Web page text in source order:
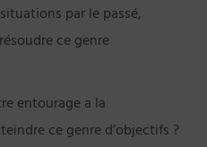
par le passé,
ce genre
entourage a la
ce genre d’objectifs ?